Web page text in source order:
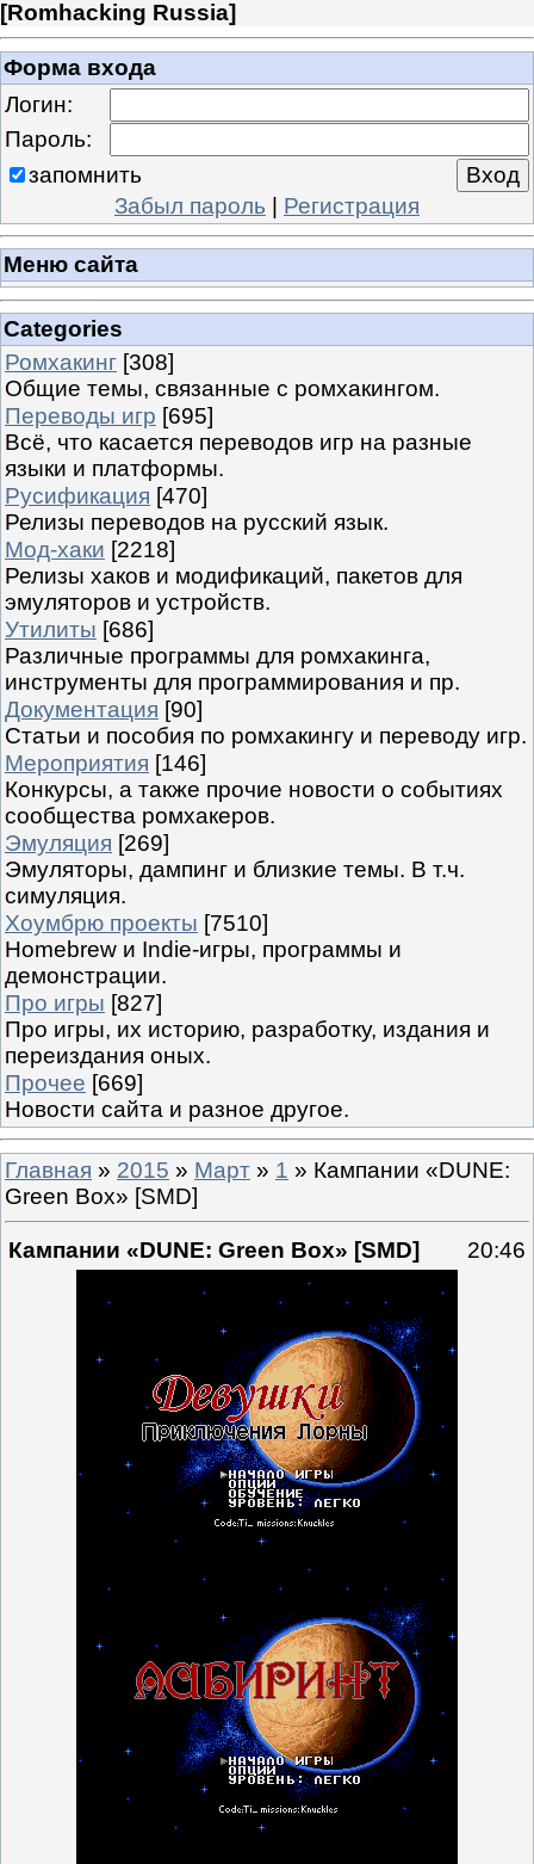
[Romhacking Russia]
Форма входа
Логин:
Пароль:
запомнить
Забыл пароль | Регистрация
Меню сайта
Categories
Ромхакинг [308]
Общие темы, связанные с ромхакингом.
Переводы игр [695]
Всё, что касается переводов игр на разные
языки и платформы.
Русификация [470]
Релизы переводов на русский язык.
Мод-хаки [2218]
Релизы хаков и модификаций, пакетов для
эмуляторов и устройств.
Утилиты [686]
Различные программы для ромхакинга,
инструменты для программирования и пр.
Документация [90]
Статьи и пособия по ромхакингу и переводу игр.
Мероприятия [146]
Конкурсы, а также прочие новости о событиях
сообщества ромхакеров.
Эмуляция [269]
Эмуляторы, дампинг и близкие темы. В т.ч.
симуляция.
Хоумбрю проекты [7510]
Homebrew и Indie-игры, программы и
демонстрации.
Про игры [827]
Про игры, их историю, разработку, издания и
переиздания оных.
Прочее [669]
Новости сайта и разное другое.
Главная » 2015 » Март » 1 » Кампании «DUNE:
Green Box» [SMD]
Кампании «DUNE: Green Box» [SMD] 20:46